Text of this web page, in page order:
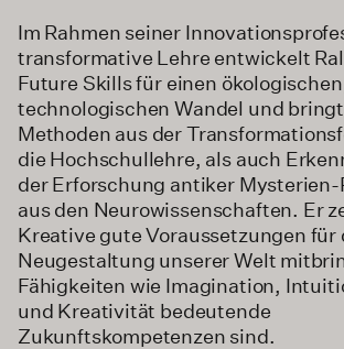
Im Rahmen seiner
transformative Lehre entwickelt
Future Skills für einen
technologischen Wandel und
Methoden aus der
die Hochschullehre, als auch
der Erforschung antiker
aus den Neurowissenschaften. Er
Kreative gute Voraussetzungen für
Neugestaltung unserer Welt
Fähigkeiten wie Imagination,
und Kreativität bedeutende
Zukunftskompetenzen sind.